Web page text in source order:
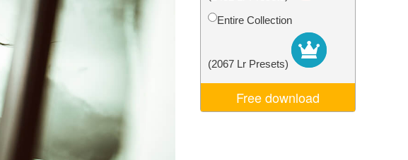
Δεδομένα Εκπαίδευσης AI Video Editing ServicesEntire Collection
(2067 Lr Presets)
Free download